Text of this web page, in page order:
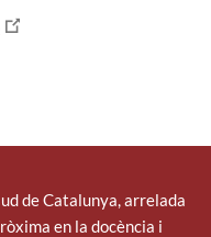
de Catalunya, arrelada
en la docència i